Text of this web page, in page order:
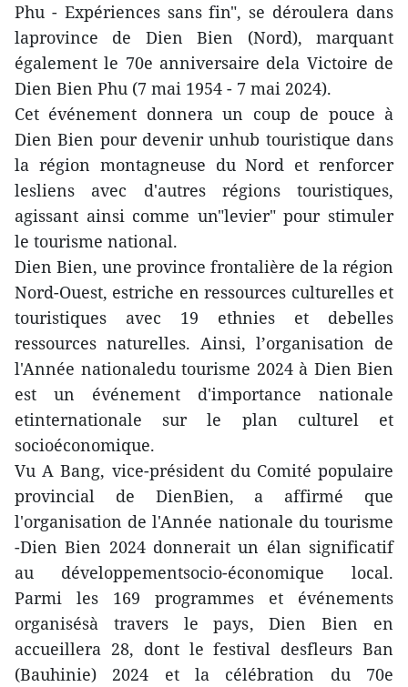
Phu - Expériences sans fin", se déroulera dans
laprovince de Dien Bien (Nord), marquant
également le 70e anniversaire dela Victoire de
Dien Bien Phu (7 mai 1954 - 7 mai 2024).
Cet événement donnera un coup de pouce à
Dien Bien pour devenir unhub touristique dans
la région montagneuse du Nord et renforcer
lesliens avec d'autres régions touristiques,
agissant ainsi comme un"levier" pour stimuler
le tourisme national.
Dien Bien, une province frontalière de la région
Nord-Ouest, estriche en ressources culturelles et
touristiques avec 19 ethnies et debelles
ressources naturelles. Ainsi, l’organisation de
l'Année nationaledu tourisme 2024 à Dien Bien
est un événement d'importance nationale
etinternationale sur le plan culturel et
socioéconomique.
Vu A Bang, vice-président du Comité populaire
provincial de DienBien, a affirmé que
l'organisation de l'Année nationale du tourisme
-Dien Bien 2024 donnerait un élan significatif
au développementsocio-économique local.
Parmi les 169 programmes et événements
organisésà travers le pays, Dien Bien en
accueillera 28, dont le festival desfleurs Ban
(Bauhinie) 2024 et la célébration du 70e